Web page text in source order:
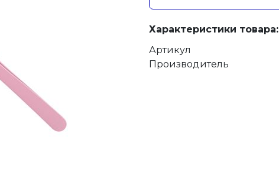
Характеристики товара:
Артикул
Производитель